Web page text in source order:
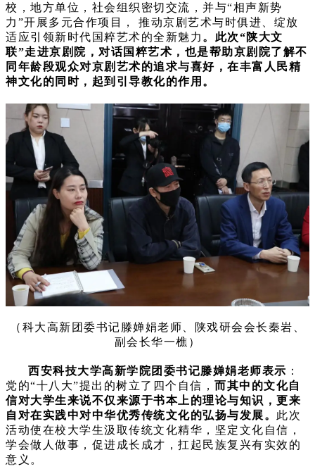
校，地方单位，社会组织密切交流，并与“相声新势
力”开展多元合作项目， 推动京剧艺术与时俱进、绽放
适应引领新时代国粹艺术的全新魅力 。此次“陕大文
联”走进京剧院，对话国粹艺术，也是帮助京剧院了解不
同年龄段观众对京剧艺术的追求与喜好，在丰富人民精
神文化的同时，起到引导教化的作用。
（科大高新团委书记滕婵娟老师、陕戏研会会长秦岩、
副会长华一樵）
西安科技大学高新学院团委书记滕婵娟老师表示 ：
党的“十八大”提出的树立了四个自信， 而其中的文化自
信对大学生来说不仅来源于书本上的理论与知识，更来
自对在实践中对中华优秀传统文化的弘扬与发展。 此次
活动使在校大学生汲取传统文化精华，坚定文化自信，
学会做人做事，促进成长成才，扛起民族复兴有实效的
意义。